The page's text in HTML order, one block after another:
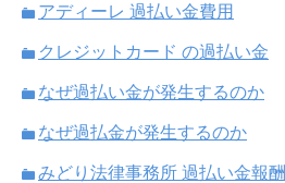
アディーレ 過払い金費用
クレジットカード の過払い金
なぜ過払い金が発生するのか
なぜ過払金が発生するのか
みどり法律事務所 過払い金報酬